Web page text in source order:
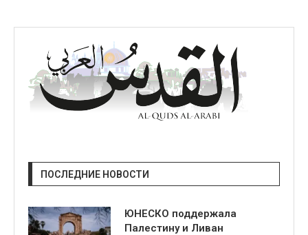
ПОСЛЕДНИЕ НОВОСТИ
ЮНЕСКО поддержала
Палестину и Ливан